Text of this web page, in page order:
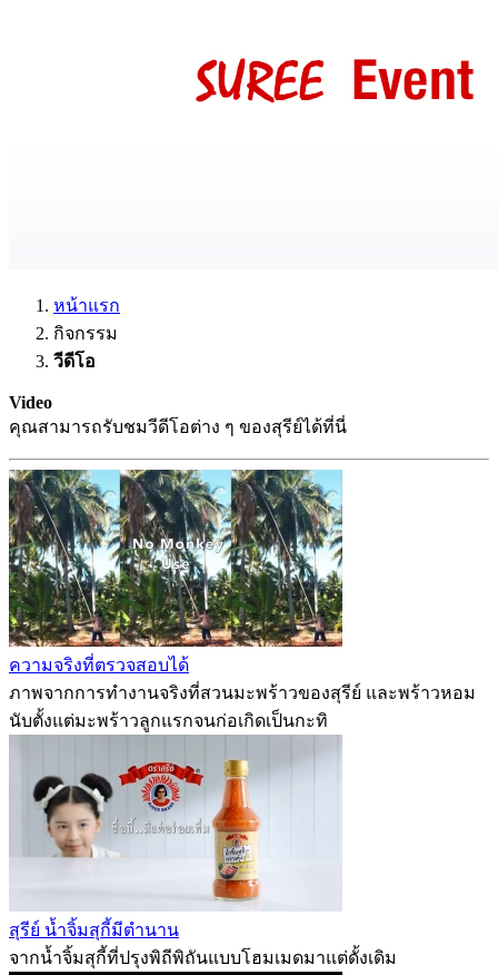
หน้าแรก
กิจกรรม
วีดีโอ
Video
คุณสามารถรับชมวีดีโอต่าง ๆ ของสุรีย์ได้ที่นี่
ความจริงที่ตรวจสอบได้
ภาพจากการทำงานจริงที่สวนมะพร้าวของสุรีย์ และพร้าวหอม
นับตั้งแต่มะพร้าวลูกแรกจนก่อเกิดเป็นกะทิ
สุรีย์ น้ำจิ้มสุกี้มีตำนาน
จากน้ำจิ้มสุกี้ที่ปรุงพิถีพิถันแบบโฮมเมดมาแต่ดั้งเดิม